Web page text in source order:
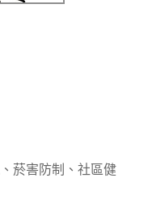
菸害防制、社區健